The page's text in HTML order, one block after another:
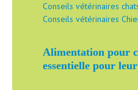
Conseils vétérinaires
Conseils vétérinaires
Alimentation pour
essentielle pour